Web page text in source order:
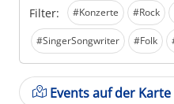
Filter: #Konzerte #Rock
#SingerSongwriter #Folk
Events auf der